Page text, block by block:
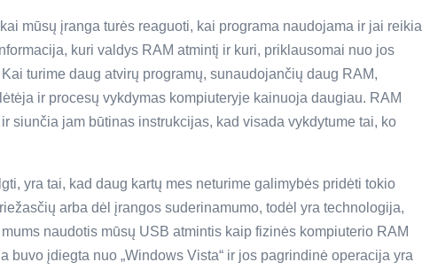
mūsų įranga turės reaguoti, kai programa naudojama ir jai reikia
kuri valdys RAM atmintį ir kuri, priklausomai nuo jos
turime daug atvirų programų, sunaudojančių daug RAM,
ir procesų vykdymas kompiuteryje kainuoja daugiau. RAM
siunčia jam būtinas instrukcijas, kad visada vykdytume tai, ko
yra tai, kad daug kartų mes neturime galimybės pridėti tokio
arba dėl įrangos suderinamumo, todėl yra technologija,
naudotis mūsų USB atmintis kaip fizinės kompiuterio RAM
buvo įdiegta nuo „Windows Vista“ ir jos pagrindinė operacija yra